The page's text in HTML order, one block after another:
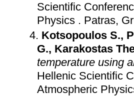
Scientific
Physics . Patras,
Kotsopoulos S.,
G., Karakostas
temperature using
Hellenic Scientific
Atmospheric